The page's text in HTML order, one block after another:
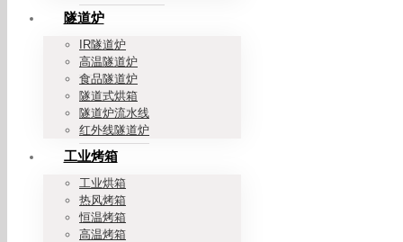
隧道炉
IR隧道炉
高温隧道炉
食品隧道炉
隧道式烘箱
隧道炉流水线
红外线隧道炉
工业烤箱
工业烘箱
热风烤箱
恒温烤箱
高温烤箱